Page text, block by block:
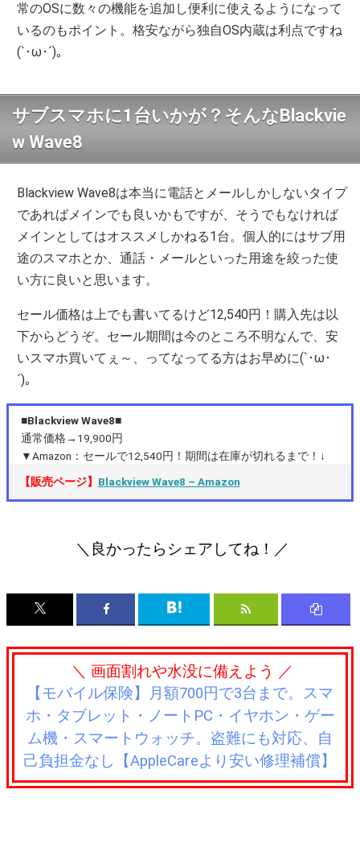
常のOSに数々の機能を追加し便利に使えるようになって
いるのもポイント。格安ながら独自OS内蔵は利点ですね
(`･ω･´)。
サブスマホに1台いかが？そんなBlackvie
w Wave8
Blackview Wave8は本当に電話とメールしかしないタイプ
であればメインでも良いかもですが、そうでもなければ
メインとしてはオススメしかねる1台。個人的にはサブ用
途のスマホとか、通話・メールといった用途を絞った使
い方に良いと思います。
セール価格は上でも書いてるけど12,540円！購入先は以
下からどうぞ。セール期間は今のところ不明なんで、安
いスマホ買いてぇ～、ってなってる方はお早めに(`･ω･
´)。
■Blackview Wave8■
通常価格→19,900円
▼Amazon：セールで12,540円！期間は在庫が切れるまで！↓
【販売ページ】 Blackview Wave8 – Amazon
＼良かったらシェアしてね！／
＼ 画面割れや水没に備えよう ／
【モバイル保険】月額700円で3台まで。スマ
ホ・タブレット・ノートPC・イヤホン・ゲー
ム機・スマートウォッチ。盗難にも対応、自
己負担金なし【AppleCareより安い修理補償】